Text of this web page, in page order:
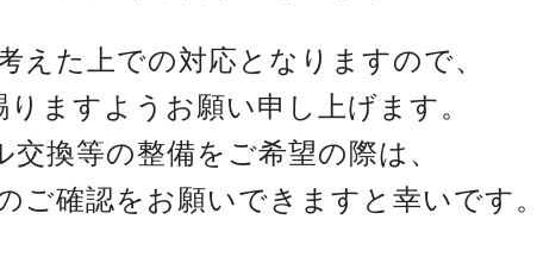
えた上での対応となりますので、
ますようお願い申し上げます。
換等の整備をご希望の際は、
ご確認をお願いできますと幸いです。